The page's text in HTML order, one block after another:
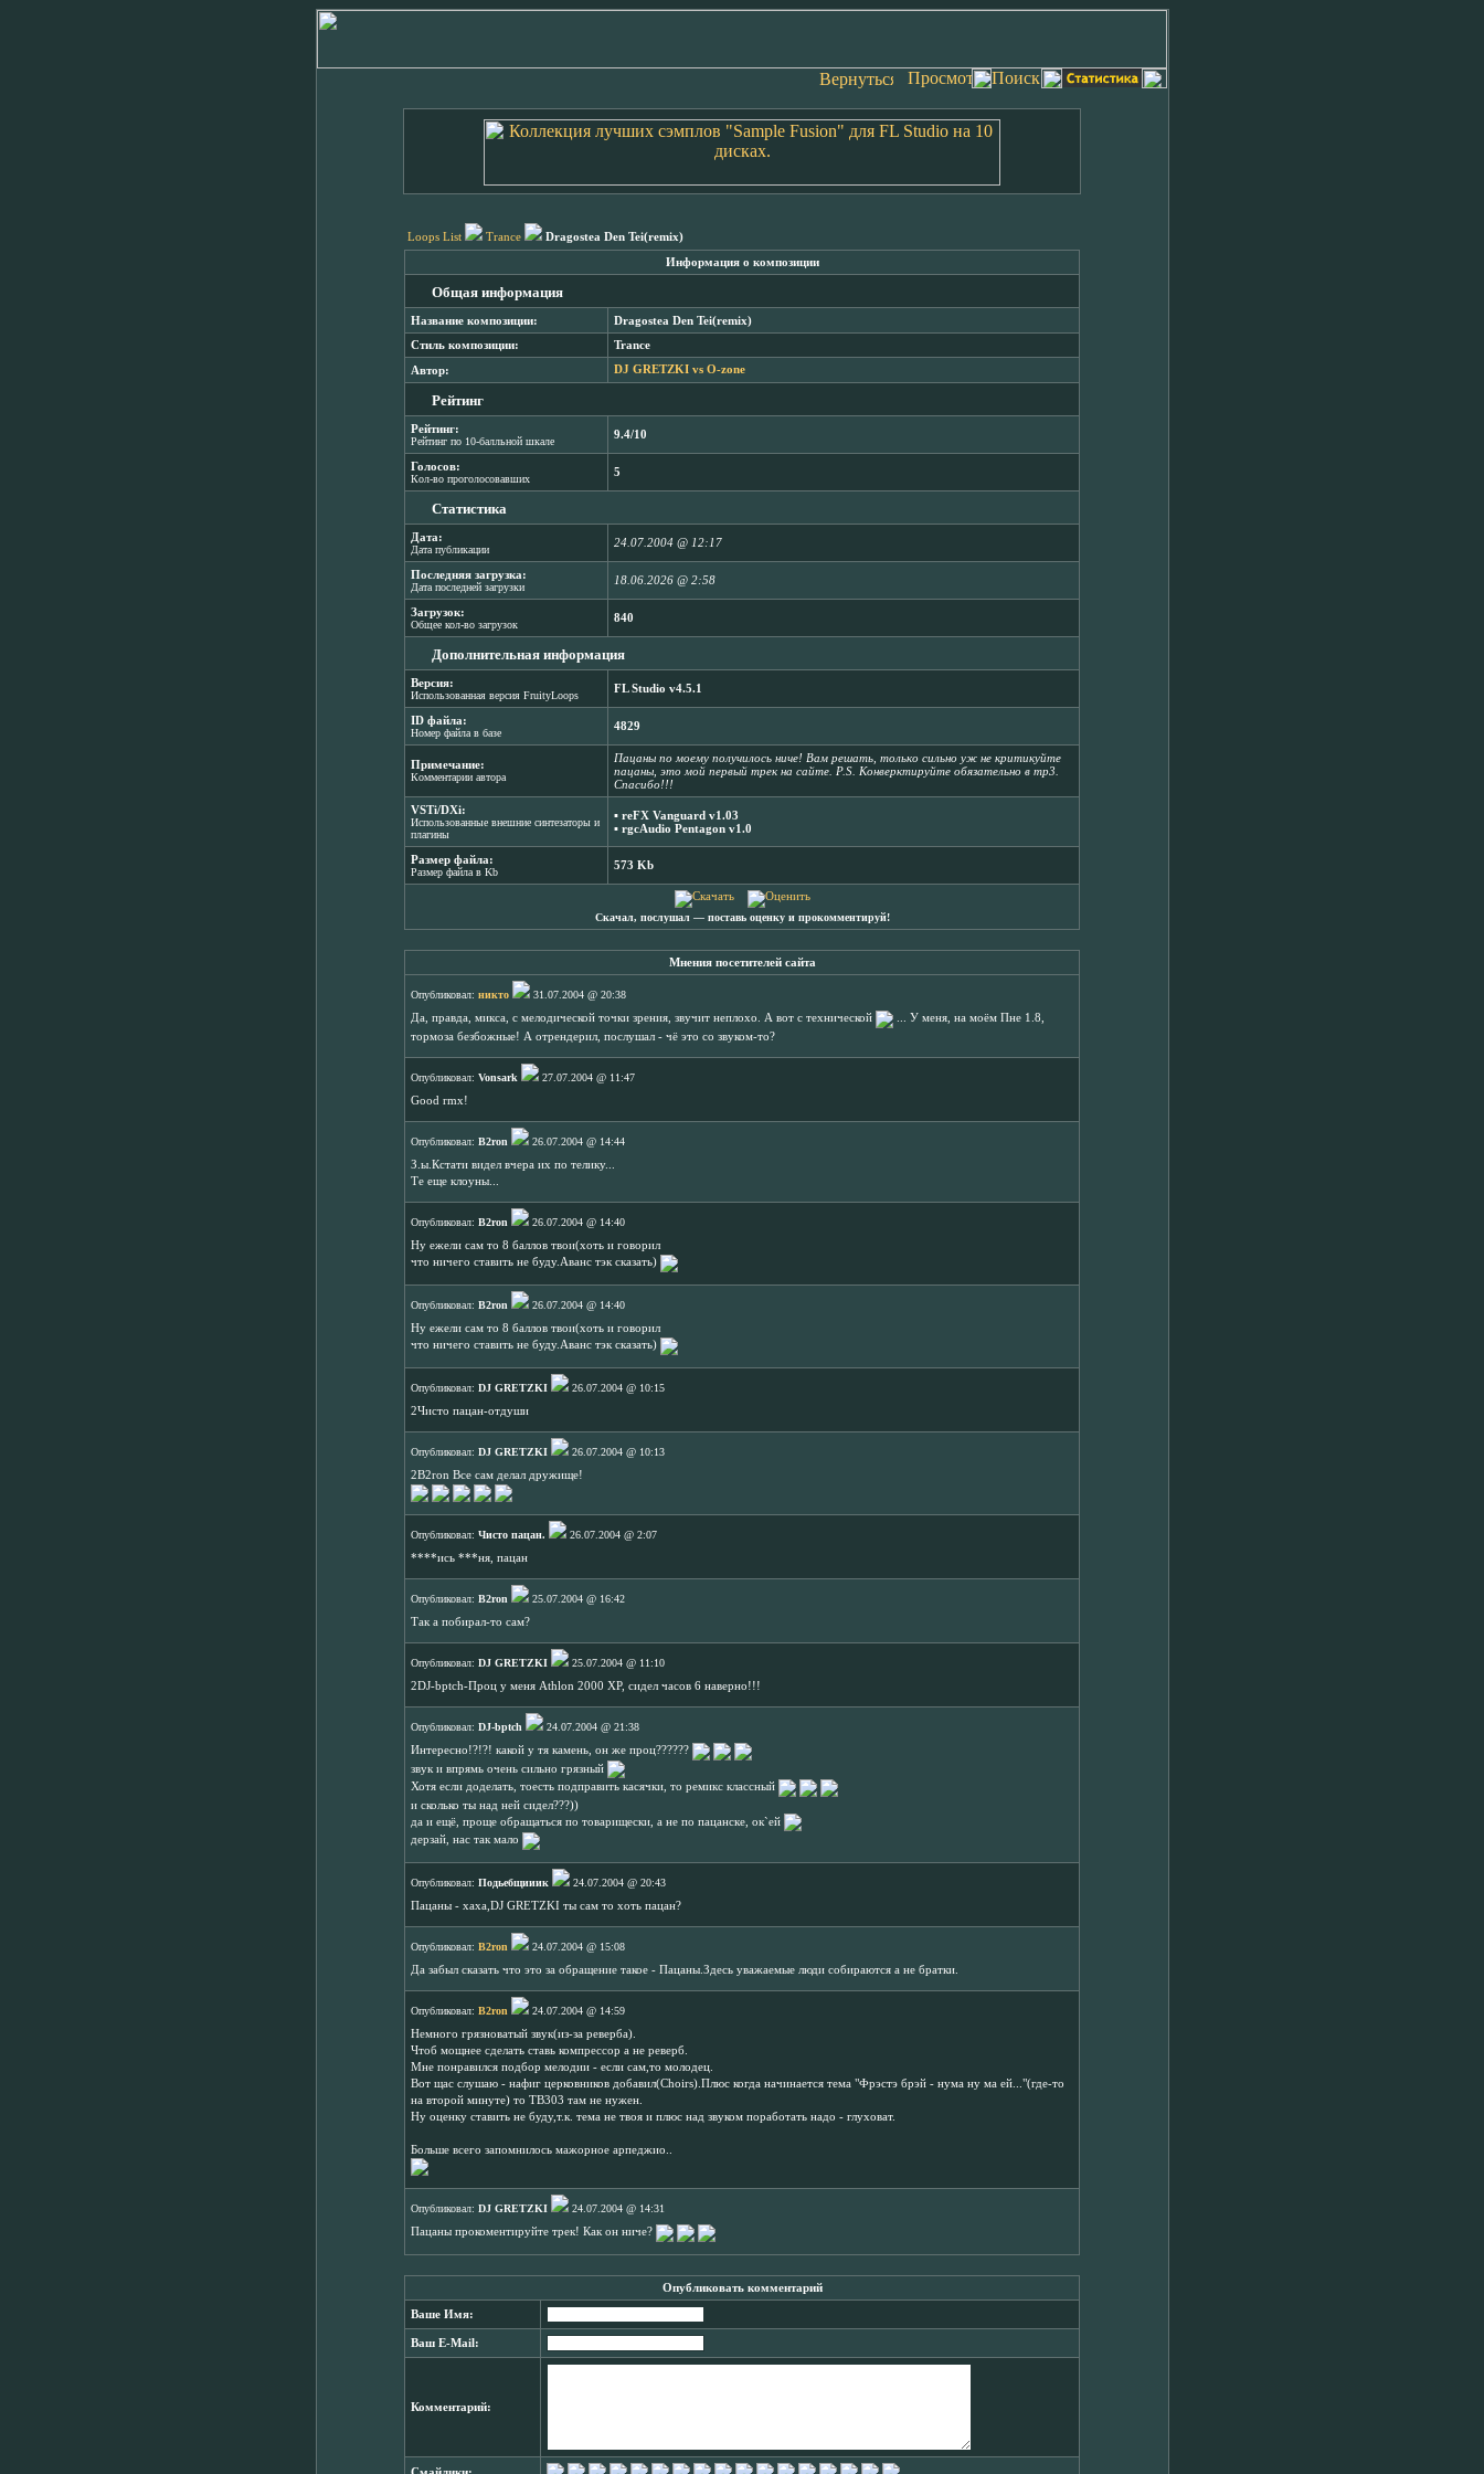
Loops List Trance Dragostea Den Tei(remix)
Информация о композиции
Общая информация
Название композиции: Dragostea Den Tei(remix)
Стиль композиции: Trance
Автор: DJ GRETZKI vs O-zone
Рейтинг
Рейтинг:
Рейтинг по 10-балльной шкале
9.4/10
Голосов:
Кол-во проголосовавших
5
Статистика
Дата:
Дата публикации
24.07.2004 @ 12:17
Последняя загрузка:
Дата последней загрузки
18.06.2026 @ 2:58
Загрузок:
Общее кол-во загрузок
840
Дополнительная информация
Версия:
Использованная версия FruityLoops
FL Studio v4.5.1
ID файла:
Номер файла в базе
4829
Примечание:
Комментарии автора
Пацаны по моему получилось ниче! Вам решать, только сильно уж не критикуйте
пацаны, это мой первый трек на сайте. P.S. Конверктируйте обязательно в mp3.
Спасибо!!!
VSTi/DXi:
Использованные внешние синтезаторы и
плагины
▪ reFX Vanguard v1.03
▪ rgcAudio Pentagon v1.0
Размер файла:
Размер файла в Kb
573 Kb
Скачал, послушал ― поставь оценку и прокомментируй!
Мнения посетителей сайта
Опубликовал: никто
31.07.2004 @ 20:38
Да, правда, микса, с мелодической точки зрения, звучит неплохо. А вот с технической
... У меня, на моём Пне 1.8,
тормоза безбожные! А отрендерил, послушал - чё это со звуком-то?
Опубликовал: Vonsark
27.07.2004 @ 11:47
Good rmx!
Опубликовал: B2ron
26.07.2004 @ 14:44
З.ы.Кстати видел вчера их по телику...
Те еще клоуны...
Опубликовал: B2ron
26.07.2004 @ 14:40
Ну ежели сам то 8 баллов твои(хоть и говорил
что ничего ставить не буду.Аванс тэк сказать)
Опубликовал: B2ron
26.07.2004 @ 14:40
Ну ежели сам то 8 баллов твои(хоть и говорил
что ничего ставить не буду.Аванс тэк сказать)
Опубликовал: DJ GRETZKI
26.07.2004 @ 10:15
2Чисто пацан-отдуши
Опубликовал: DJ GRETZKI
26.07.2004 @ 10:13
2B2ron Все сам делал дружище!
Опубликовал: Чисто пацан.
26.07.2004 @ 2:07
****ись ***ня, пацан
Опубликовал: B2ron
25.07.2004 @ 16:42
Так а побирал-то сам?
Опубликовал: DJ GRETZKI
25.07.2004 @ 11:10
2DJ-bptch-Проц у меня Athlon 2000 XP, сидел часов 6 наверно!!!
Опубликовал: DJ-bptch
24.07.2004 @ 21:38
Интересно!?!?! какой у тя камень, он же проц??????
звук и впрямь очень сильно грязный
Хотя если доделать, тоесть подправить касячки, то ремикс классный
и сколько ты над ней сидел???))
да и ещё, проще обращаться по товарищески, а не по пацанске, ок`ей
дерзай, нас так мало
Опубликовал: Подьебщииик
24.07.2004 @ 20:43
Пацаны - хаха,DJ GRETZKI ты сам то хоть пацан?
Опубликовал: B2ron
24.07.2004 @ 15:08
Да забыл сказать что это за обращение такое - Пацаны.Здесь уважаемые люди собираются а не братки.
Опубликовал: B2ron
24.07.2004 @ 14:59
Немного грязноватый звук(из-за реверба).
Чтоб мощнее сделать ставь компрессор а не реверб.
Мне понравился подбор мелодии - если сам,то молодец.
Вот щас слушаю - нафиг церковников добавил(Choirs).Плюс когда начинается тема "Фрэстэ брэй - нума ну ма ей..."(где-то
на второй минуте) то ТВ303 там не нужен.
Ну оценку ставить не буду,т.к. тема не твоя и плюс над звуком поработать надо - глуховат.
Больше всего запомнилось мажорное арпеджио..
Опубликовал: DJ GRETZKI
24.07.2004 @ 14:31
Пацаны прокоментируйте трек! Как он ниче?
Опубликовать комментарий
Ваше Имя:
Ваш E-Mail:
Комментарий: